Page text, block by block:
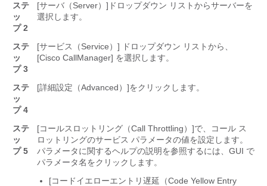
ステ
ッ
プ 2
[サーバ（Server）] ドロップダウン リストからサーバーを
選択します。
ステ
ッ
プ 3
[サービス（Service）] ドロップダウン リストから、
[Cisco CallManager] を選択します。
ステ
ッ
プ 4
[詳細設定（Advanced）]をクリックします。
ステ
ッ
プ 5
[コールスロットリング（Call Throttling）]で、コール ス
ロットリングのサービス パラメータの値を設定します。
パラメータに関するヘルプの説明を参照するには、GUI で
パラメータ名をクリックします。
[コードイエローエントリ遅延（Code Yellow Entry